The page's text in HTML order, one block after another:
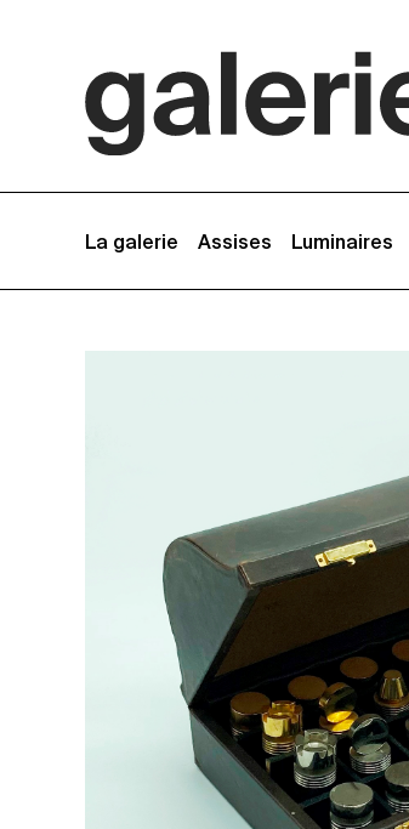
La galerie Assises Luminaires